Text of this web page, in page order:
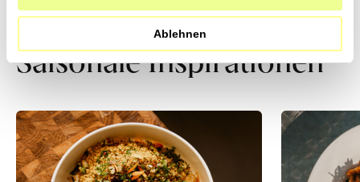
Ablehnen
Saisonale Inspirationen